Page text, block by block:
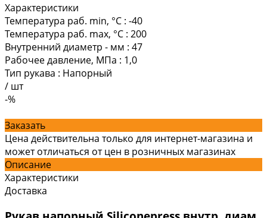
Характеристики
Температура раб. min, °C : -40
Температура раб. max, °C : 200
Внутренний диаметр - мм : 47
Рабочее давление, МПа : 1,0
Тип рукава : Напорный
/ шт
-%
Заказать
Цена действительна только для интернет-магазина и
может отличаться от цен в розничных магазинах
Описание
Характеристики
Доставка